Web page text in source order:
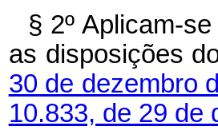
§ 2º Aplicam-
as disposições
30 de dezembro
10.833, de 29 de